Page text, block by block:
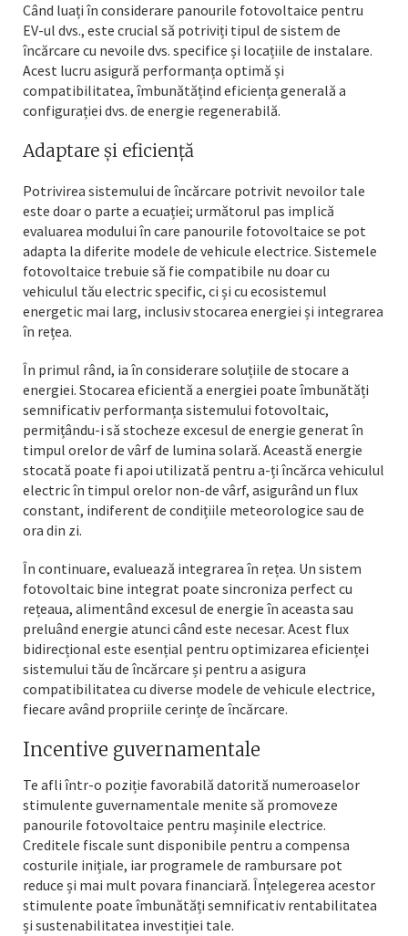
Când luați în considerare panourile fotovoltaice pentru
EV-ul dvs., este crucial să potriviți tipul de sistem de
încărcare cu nevoile dvs. specifice și locațiile de instalare.
Acest lucru asigură performanța optimă și
compatibilitatea, îmbunătățind eficiența generală a
configurației dvs. de energie regenerabilă.
Adaptare și eficiență
Potrivirea sistemului de încărcare potrivit nevoilor tale
este doar o parte a ecuației; următorul pas implică
evaluarea modului în care panourile fotovoltaice se pot
adapta la diferite modele de vehicule electrice. Sistemele
fotovoltaice trebuie să fie compatibile nu doar cu
vehiculul tău electric specific, ci și cu ecosistemul
energetic mai larg, inclusiv stocarea energiei și integrarea
în rețea.
În primul rând, ia în considerare soluțiile de stocare a
energiei. Stocarea eficientă a energiei poate îmbunătăți
semnificativ performanța sistemului fotovoltaic,
permițându-i să stocheze excesul de energie generat în
timpul orelor de vârf de lumina solară. Această energie
stocată poate fi apoi utilizată pentru a-ți încărca vehiculul
electric în timpul orelor non-de vârf, asigurând un flux
constant, indiferent de condițiile meteorologice sau de
ora din zi.
În continuare, evaluează integrarea în rețea. Un sistem
fotovoltaic bine integrat poate sincroniza perfect cu
rețeaua, alimentând excesul de energie în aceasta sau
preluând energie atunci când este necesar. Acest flux
bidirecțional este esențial pentru optimizarea eficienței
sistemului tău de încărcare și pentru a asigura
compatibilitatea cu diverse modele de vehicule electrice,
fiecare având propriile cerințe de încărcare.
Incentive guvernamentale
Te afli într-o poziție favorabilă datorită numeroaselor
stimulente guvernamentale menite să promoveze
panourile fotovoltaice pentru mașinile electrice.
Creditele fiscale sunt disponibile pentru a compensa
costurile inițiale, iar programele de rambursare pot
reduce și mai mult povara financiară. Înțelegerea acestor
stimulente poate îmbunătăți semnificativ rentabilitatea
și sustenabilitatea investiției tale.